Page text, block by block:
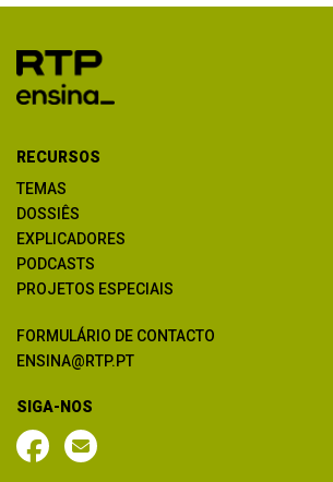
RECURSOS
TEMAS
DOSSIÊS
EXPLICADORES
PODCASTS
PROJETOS ESPECIAIS
FORMULÁRIO DE CONTACTO
ENSINA@RTP.PT
SIGA-NOS